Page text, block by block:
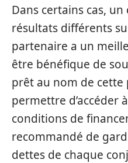
Dans certains cas,
résultats différents
partenaire a un
être bénéfique de
prêt au nom de cette
permettre d’accéder
conditions de
recommandé de
dettes de chaque